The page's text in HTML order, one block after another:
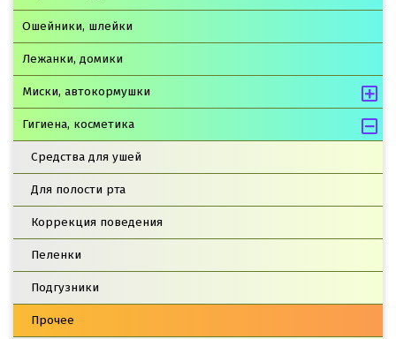
Ошейники, шлейки
Лежанки, домики
Миски, автокормушки
Гигиена, косметика
Средства для ушей
Для полости рта
Коррекция поведения
Пеленки
Подгузники
Прочее